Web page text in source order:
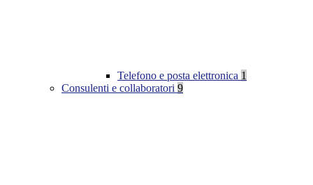
Telefono e posta elettronica 1
Consulenti e collaboratori 9